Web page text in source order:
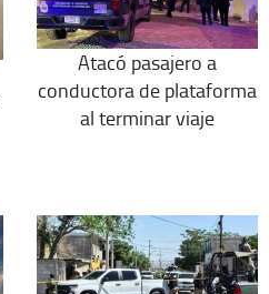
Atacó pasajero a
conductora de plataforma
al terminar viaje